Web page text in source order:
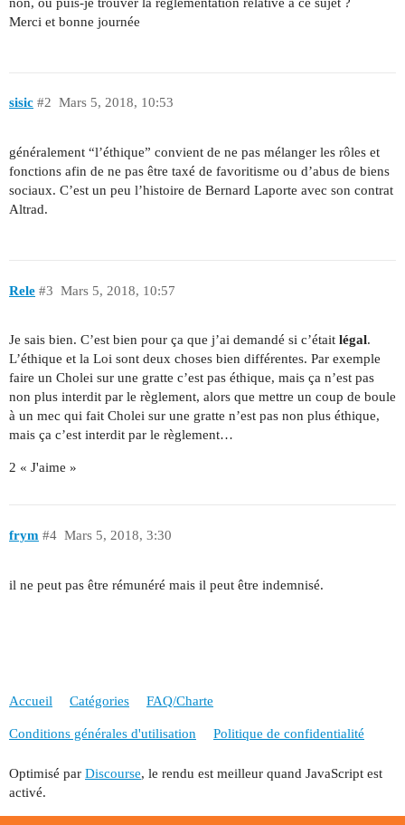
Merci et bonne journée
sisic Mars 5, 2018, 10:53
#2
généralement “l’éthique” convient de ne pas mélanger les rôles et
fonctions afin de ne pas être taxé de favoritisme ou d’abus de biens
sociaux. C’est un peu l’histoire de Bernard Laporte avec son contrat
Altrad.
Rele Mars 5, 2018, 10:57
#3
Je sais bien. C’est bien pour ça que j’ai demandé si c’était légal.
L’éthique et la Loi sont deux choses bien différentes. Par exemple
faire un Cholei sur une gratte c’est pas éthique, mais ça n’est pas
non plus interdit par le règlement, alors que mettre un coup de boule
à un mec qui fait Cholei sur une gratte n’est pas non plus éthique,
mais ça c’est interdit par le règlement…
2 « J'aime »
frym Mars 5, 2018, 3:30
#4
il ne peut pas être rémunéré mais il peut être indemnisé.
Accueil Catégories FAQ/Charte
Conditions générales d'utilisation Politique de confidentialité
Optimisé par Discourse, le rendu est meilleur quand JavaScript est
activé.